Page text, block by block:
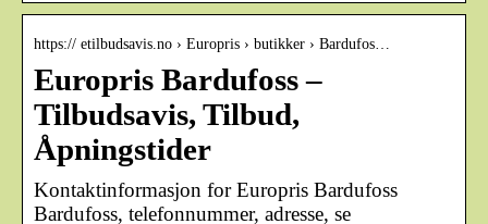
https:// etilbudsavis.no › Europris › butikker › Bardufos…
Europris Bardufoss –
Tilbudsavis, Tilbud,
Åpningstider
Kontaktinformasjon for Europris Bardufoss
Bardufoss, telefonnummer, adresse, se